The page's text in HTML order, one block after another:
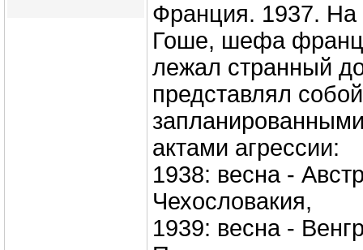
Франция. 1937. На
Гоше, шефа
лежал странный
представлял
актами агрессии:
1938: весна -
Чехословакия,
1939: весна -